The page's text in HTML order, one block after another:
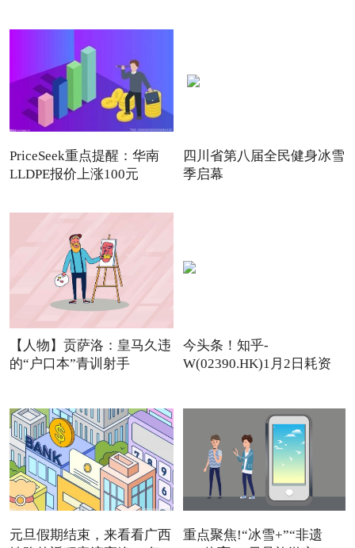
PriceSeek重点提醒：华南
LLDPE报价上涨100元
四川省第八届全民健身冰雪
季启幕
【人物】贡萨洛：皇马久违
的“户口本”青训射手
今头条！知乎-
W(02390.HK)1月2日耗资
元旦假期结束，来看看广西
重点聚焦!“冰雪+”“非遗